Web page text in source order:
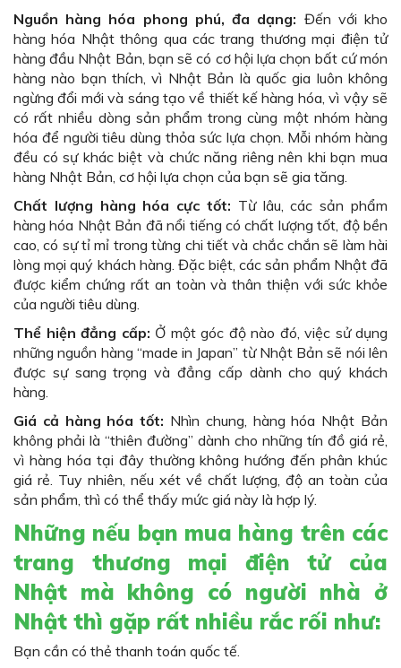
Nguồn hàng hóa phong phú, đa dạng: Đến với kho
hàng hóa Nhật thông qua các trang thương mại điện tử
hàng đầu Nhật Bản, bạn sẽ có cơ hội lựa chọn bất cứ món
hàng nào bạn thích, vì Nhật Bản là quốc gia luôn không
ngừng đổi mới và sáng tạo về thiết kế hàng hóa, vì vậy sẽ
có rất nhiều dòng sản phẩm trong cùng một nhóm hàng
hóa để người tiêu dùng thỏa sức lựa chọn. Mỗi nhóm hàng
đều có sự khác biệt và chức năng riêng nên khi bạn mua
hàng Nhật Bản, cơ hội lựa chọn của bạn sẽ gia tăng.
Chất lượng hàng hóa cực tốt: Từ lâu, các sản phẩm
hàng hóa Nhật Bản đã nổi tiếng có chất lượng tốt, độ bền
cao, có sự tỉ mỉ trong từng chi tiết và chắc chắn sẽ làm hài
lòng mọi quý khách hàng. Đặc biệt, các sản phẩm Nhật đã
được kiểm chứng rất an toàn và thân thiện với sức khỏe
của người tiêu dùng.
Thể hiện đẳng cấp: Ở một góc độ nào đó, việc sử dụng
những nguồn hàng “made in Japan” từ Nhật Bản sẽ nói lên
được sự sang trọng và đẳng cấp dành cho quý khách
hàng.
Giá cả hàng hóa tốt: Nhìn chung, hàng hóa Nhật Bản
không phải là “thiên đường” dành cho những tín đồ giá rẻ,
vì hàng hóa tại đây thường không hướng đến phân khúc
giá rẻ. Tuy nhiên, nếu xét về chất lượng, độ an toàn của
sản phẩm, thì có thể thấy mức giá này là hợp lý.
Những nếu bạn mua hàng trên các
trang thương mại điện tử của
Nhật mà không có người nhà ở
Nhật thì gặp rất nhiều rắc rối như:
Bạn cần có thẻ thanh toán quốc tế.